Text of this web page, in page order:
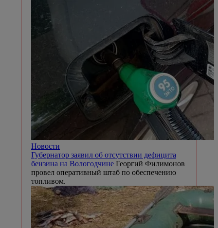
Новости
Губернатор заявил об отсутствии дефицита
бензина на Вологодчине Георгий Филимонов
провел оперативный штаб по обеспечению
топливом.